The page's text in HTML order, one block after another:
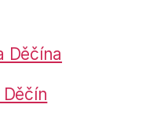
Děčína